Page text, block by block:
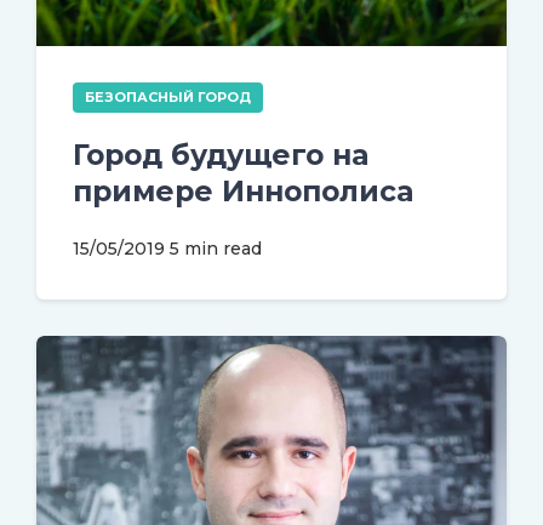
БЕЗОПАСНЫЙ ГОРОД
Город будущего на
примере Иннополиса
15/05/2019 5 min read